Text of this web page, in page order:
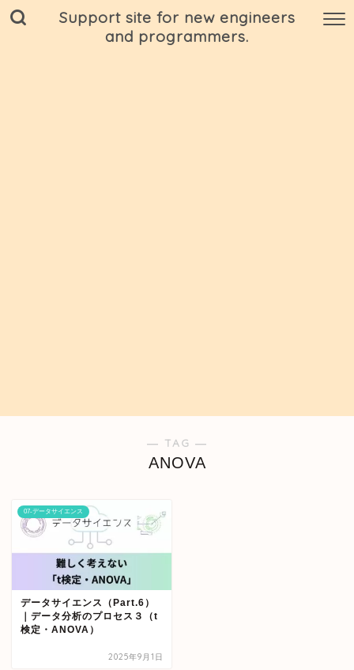
Support site for new engineers
and programmers.
― TAG ―
ANOVA
07-データサイエンス
データサイエンス（Part.6）
｜データ分析のプロセス３（t
検定・ANOVA）
2025年9月1日